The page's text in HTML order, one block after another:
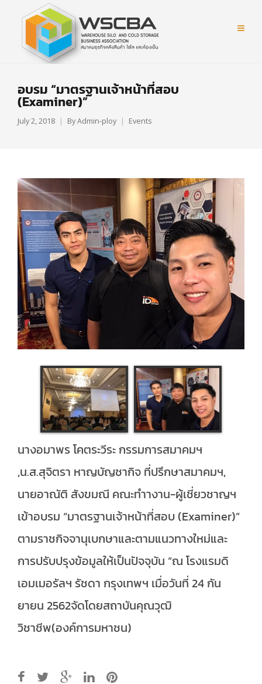
อบรม “มาตรฐานเจ้าหน้าที่สอบ
(Examiner)”
July 2, 2018 ByAdmin-ploy Events
นางอมาพร โคตระวีระ กรรมการสมาคมฯ
,น.ส.สุจิตรา หาญบัญชากิจ ที่ปรึกษาสมาคมฯ,
นายอาณัติ สังขมณี คณะทำางาน-ผู้เชี่ยวชาญฯ
เข้าอบรม “มาตรฐานเจ้าหน้าที่สอบ (Examiner)”
ตามราชกิจจานุเบกษาและตามแนวทางใหม่และ
การปรับปรุงข้อมูลให้เป็นปัจจุบัน ”ณ โรงแรมดิ
เอมเมอรัลฯ รัชดา กรุงเทพฯ เมื่อวันที่ 24 กัน
ยายน 2562จัดโดยสถาบันคุณวุฒิ
วิชาชีพ(องค์การมหาชน)